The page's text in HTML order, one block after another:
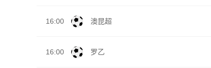
16:00 澳昆超
16:00 罗乙